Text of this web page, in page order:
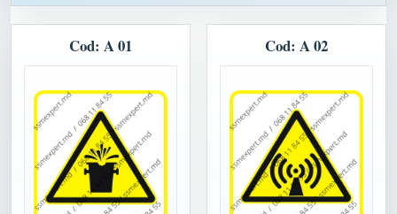
Cod: A 01 Cod: A 02